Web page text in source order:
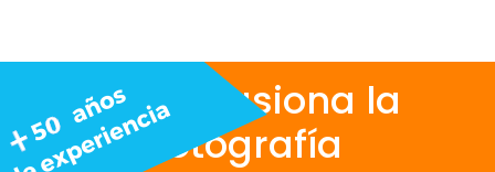
Nos apasiona la
fotografía